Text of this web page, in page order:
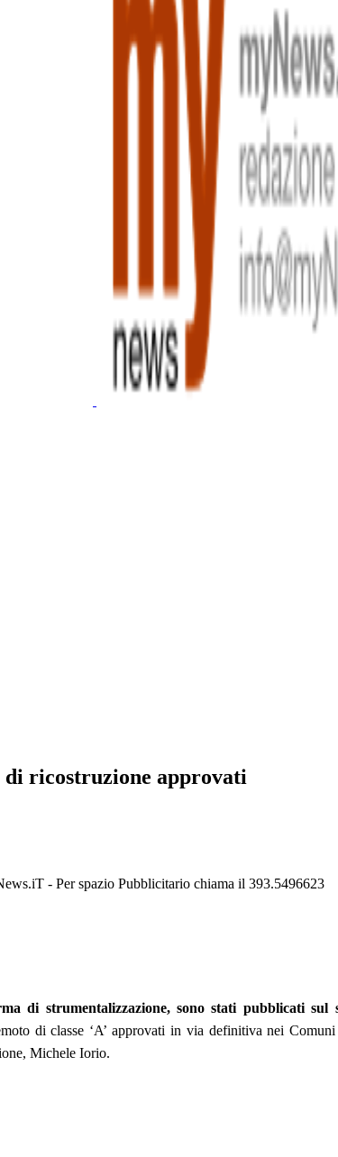
ricostruzione approvati
- Per spazio Pubblicitario chiama il 393.5496623
di strumentalizzazione, sono stati pubblicati
di classe ‘A’ approvati in via definitiva nei
Michele Iorio.